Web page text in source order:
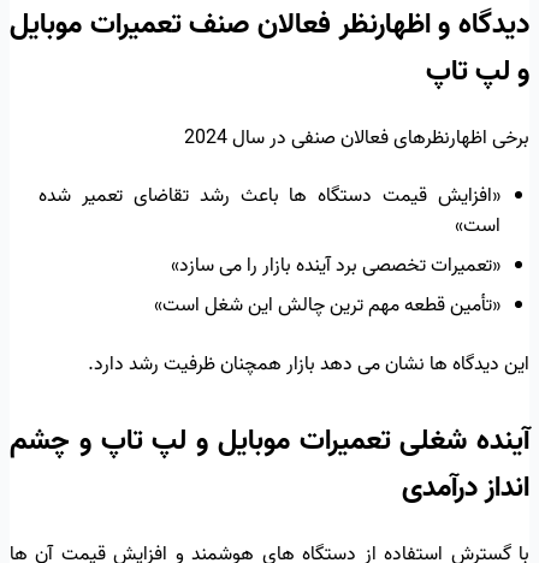
دیدگاه و اظهارنظر فعالان صنف تعمیرات موبایل
و لپ تاپ
برخی اظهارنظرهای فعالان صنفی در سال 2024
«افزایش قیمت دستگاه ها باعث رشد تقاضای تعمیر شده
است»
«تعمیرات تخصصی برد آینده بازار را می سازد»
«تأمین قطعه مهم ترین چالش این شغل است»
این دیدگاه ها نشان می دهد بازار همچنان ظرفیت رشد دارد.
آینده شغلی تعمیرات موبایل و لپ تاپ و چشم
انداز درآمدی
با گسترش استفاده از دستگاه های هوشمند و افزایش قیمت آن ها